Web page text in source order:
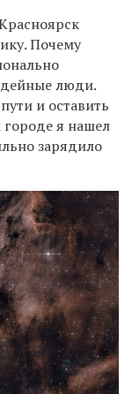
Почему
люди.
и оставить
городе я нашел
зарядило